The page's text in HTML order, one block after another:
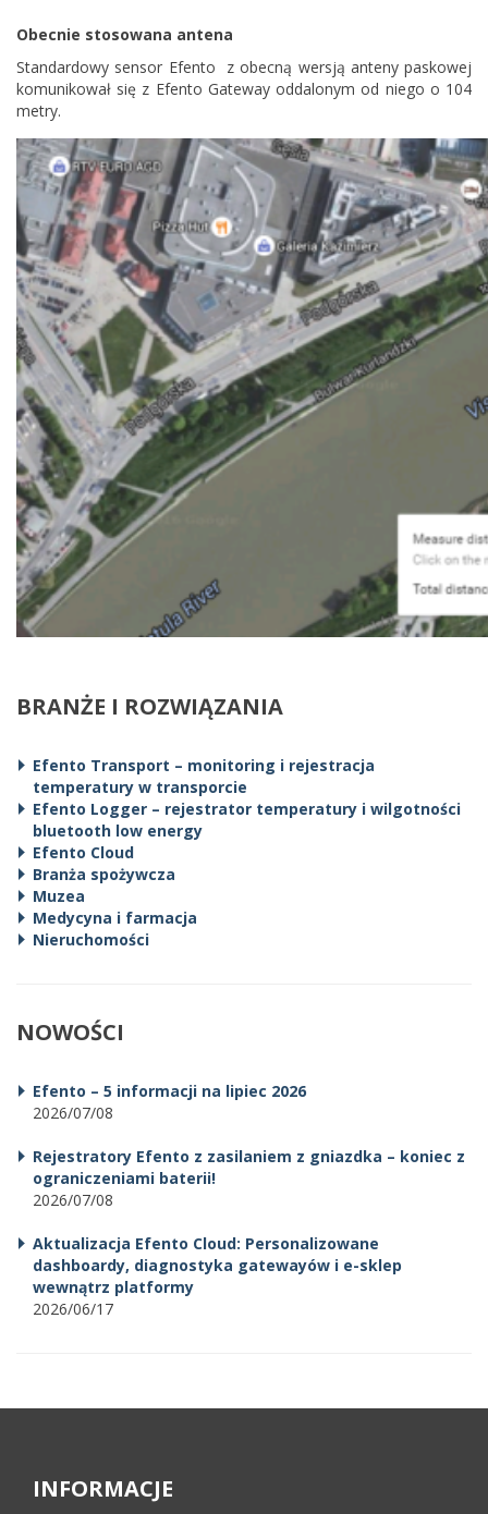
Obecnie stosowana antena
Standardowy sensor Efento z obecną wersją anteny paskowej
komunikował się z Efento Gateway oddalonym od niego o 104
metry.
BRANŻE I ROZWIĄZANIA
Efento Transport – monitoring i rejestracja
temperatury w transporcie
Efento Logger – rejestrator temperatury i wilgotności
bluetooth low energy
Efento Cloud
Branża spożywcza
Muzea
Medycyna i farmacja
Nieruchomości
NOWOŚCI
Efento – 5 informacji na lipiec 2026
2026/07/08
Rejestratory Efento z zasilaniem z gniazdka – koniec z
ograniczeniami baterii!
2026/07/08
Aktualizacja Efento Cloud: Personalizowane
dashboardy, diagnostyka gatewayów i e-sklep
wewnątrz platformy
2026/06/17
INFORMACJE